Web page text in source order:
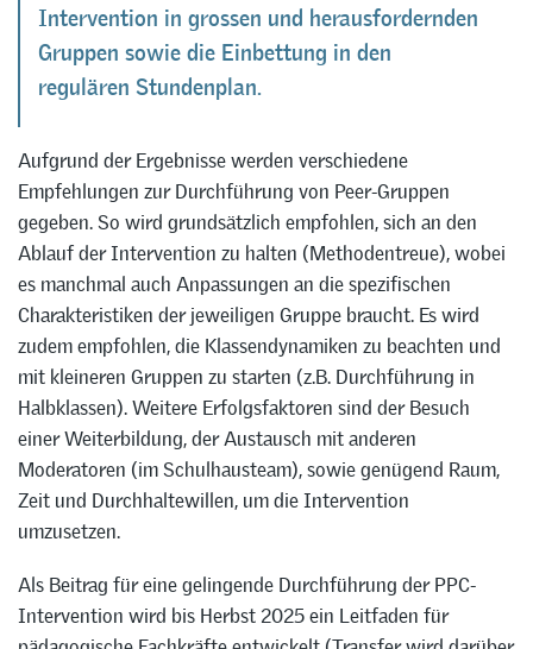
Intervention in grossen und herausfordernden
Gruppen sowie die Einbettung in den
regulären Stundenplan.
Aufgrund der Ergebnisse werden verschiedene
Empfehlungen zur Durchführung von Peer-Gruppen
gegeben. So wird grundsätzlich empfohlen, sich an den
Ablauf der Intervention zu halten (Methodentreue), wobei
es manchmal auch Anpassungen an die spezifischen
Charakteristiken der jeweiligen Gruppe braucht. Es wird
zudem empfohlen, die Klassendynamiken zu beachten und
mit kleineren Gruppen zu starten (z.B. Durchführung in
Halbklassen). Weitere Erfolgsfaktoren sind der Besuch
einer Weiterbildung, der Austausch mit anderen
Moderatoren (im Schulhausteam), sowie genügend Raum,
Zeit und Durchhaltewillen, um die Intervention
umzusetzen.
Als Beitrag für eine gelingende Durchführung der PPC-
Intervention wird bis Herbst 2025 ein Leitfaden für